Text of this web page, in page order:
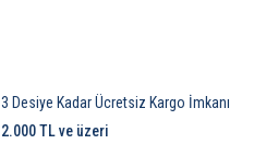
3 Desiye Kadar Ücretsiz Kargo İmkanı
2.000 TL ve üzeri